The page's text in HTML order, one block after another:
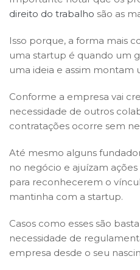
direito do trabalho são as
Isso porque, a forma mais
uma startup é quando um
uma ideia e assim montam
Conforme a empresa vai
necessidade de outros
contratações ocorre sem
Até mesmo alguns
no negócio e ajuízam
para reconhecerem o
mantinha com a startup.
Casos como esses são
necessidade de
empresa desde o seu